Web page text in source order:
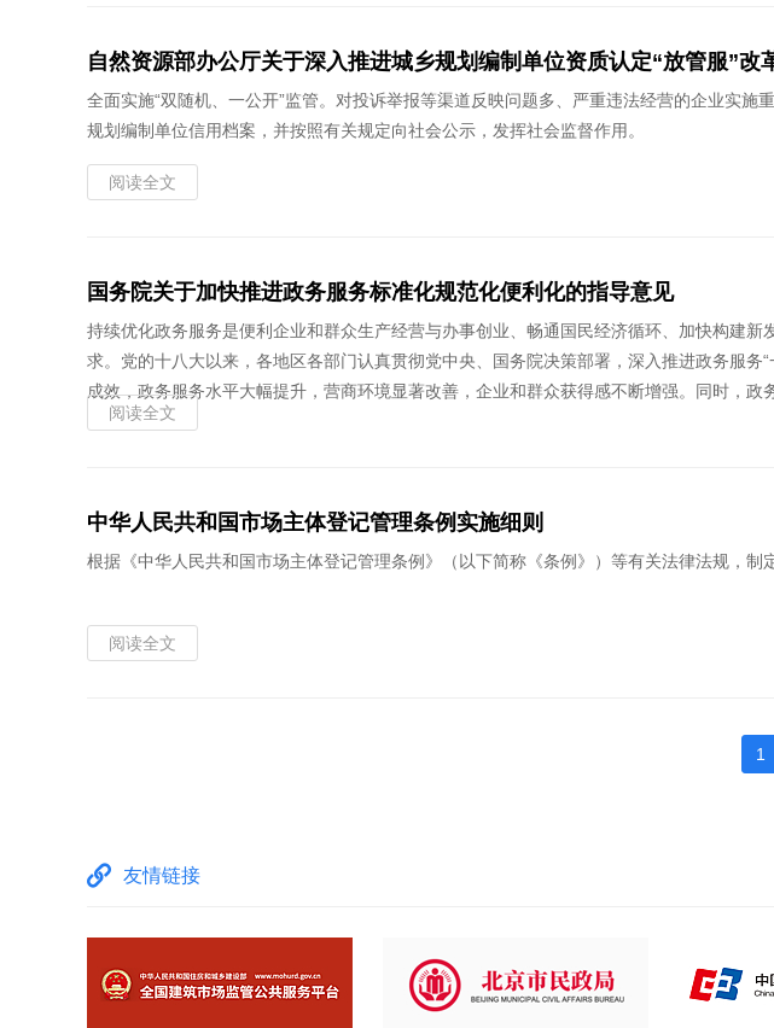
自然资源部办公厅关于深入推进城乡规划编制单位资质认定“放管服”改
全面实施“双随机、一公开”监管。对投诉举报等渠道反映问题多、严重违法经营的企业实
规划编制单位信用档案，并按照有关规定向社会公示，发挥社会监督作用。
阅读全文
国务院关于加快推进政务服务标准化规范化便利化的指导意见
持续优化政务服务是便利企业和群众生产经营与办事创业、畅通国民经济循环、加快构建
求。党的十八大以来，各地区各部门认真贯彻党中央、国务院决策部署，深入推进政务服
成效，政务服务水平大幅提升，营商环境显著改善，企业和群众获得感不断增强。同时，
阅读全文
中华人民共和国市场主体登记管理条例实施细则
根据《中华人民共和国市场主体登记管理条例》（以下简称《条例》）等有关法律法规，制
阅读全文
1
友情链接